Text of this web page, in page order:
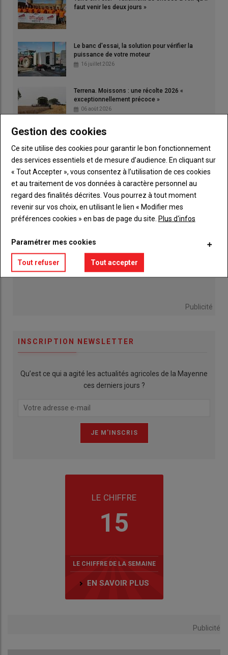
faut venir les deux jours »
Le banc d'essai, la solution pour vérifier la
puissance de votre moteur
16 juillet 2026
Terrena. Moissons : une récolte 2026 «
exceptionnellement précoce »
06 août 2026
Le Japon au cœur de l'Anjou
23 juillet 2026
Publicité
INSCRIPTION NEWSLETTER
Qu’est ce qui a agité les actualités agricoles de la Mayenne
ces derniers jours ?
LE CHIFFRE
15
LE CHIFFRE DE LA SEMAINE
EN SAVOIR PLUS
Publicité
Gestion des cookies
Ce site utilise des cookies pour garantir le bon fonctionnement
des services essentiels et de mesure d’audience. En cliquant sur
« Tout Accepter », vous consentez à l’utilisation de ces cookies
et au traitement de vos données à caractère personnel au
regard des finalités décrites. Vous pourrez à tout moment
revenir sur vos choix, en utilisant le lien « Modifier mes
préférences cookies » en bas de page du site. Plus d'infos
Paramétrer mes cookies
Tout refuser Tout accepter